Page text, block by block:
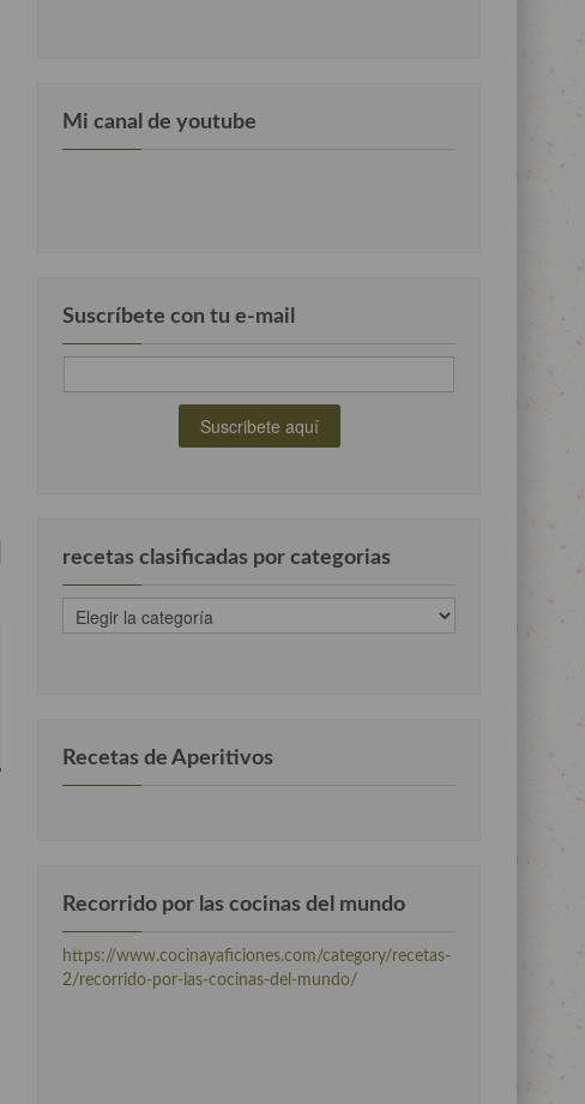
Mi canal de youtube
Suscríbete con tu e-mail
recetas clasificadas por categorias
recetas
clasificadas
Recetas de Aperitivos
Recorrido por las cocinas del mundo
https://www.cocinayaficiones.com/category/recetas-
2/recorrido-por-las-cocinas-del-mundo/